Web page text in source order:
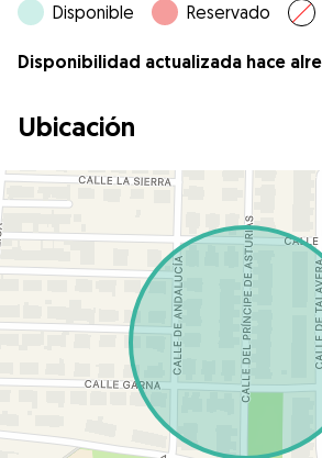
Disponible Reservado
Disponibilidad actualizada hace
Ubicación